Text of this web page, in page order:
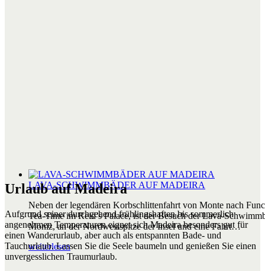
LAVA-SCHWIMMBÄDER AUF MADEIRA
Neben der legendären Korbschlittenfahrt von Monte nach
Tea-Time im Reid’s Palace, ist der Besuch der Lava-
Moniz, an der Nordwestspitze der Insel und eine Fahrt…
weiterlesen
Urlaub auf Madeira
Aufgrund seiner durchgehend frühlingshaften bis sommerlich
angenehmen Temperaturen eignet sich Madeira besonders gut für
einen Wanderurlaub, aber auch als entspannten Bade- und
Tauchurlaub. Lassen Sie die Seele baumeln und genießen Sie einen
unvergesslichen Traumurlaub.